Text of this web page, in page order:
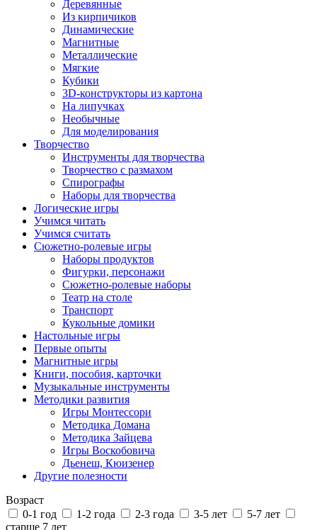
Деревянные
Из кирпичиков
Динамические
Магнитные
Металлические
Мягкие
Кубики
3D-конструкторы из картона
На липучках
Необычные
Для моделирования
Творчество
Инструменты для творчества
Творчество с размахом
Спирографы
Наборы для творчества
Логические игры
Учимся читать
Учимся считать
Сюжетно-ролевые игры
Наборы продуктов
Фигурки, персонажи
Сюжетно-ролевые наборы
Театр на столе
Транспорт
Кукольные домики
Настольные игры
Первые опыты
Магнитные игры
Книги, пособия, карточки
Музыкальные инструменты
Методики развития
Игры Монтессори
Методика Домана
Методика Зайцева
Игры Воскобовича
Дьенеш, Кюизенер
Другие полезности
Возраст
0-1 год
1-2 года 2-3 года 3-5 лет
5-7 лет
старше 7 лет